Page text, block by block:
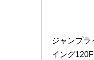
ジャンプラ
イング